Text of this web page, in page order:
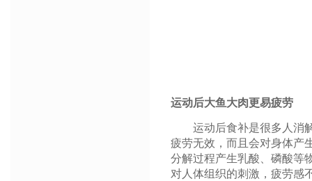
运动后大鱼大肉更易疲劳
运动后食补是很多人消解
疲劳无效，而且会对身体产
分解过程产生乳酸、磷酸等
对人体组织的刺激，疲劳感